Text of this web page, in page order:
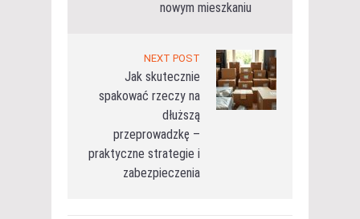
nowym mieszkaniu
NEXT POST
Jak skutecznie
spakować rzeczy na
dłuższą
przeprowadzkę –
praktyczne strategie i
zabezpieczenia